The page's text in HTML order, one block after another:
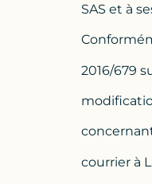
SAS et à
2016/679
courrier à